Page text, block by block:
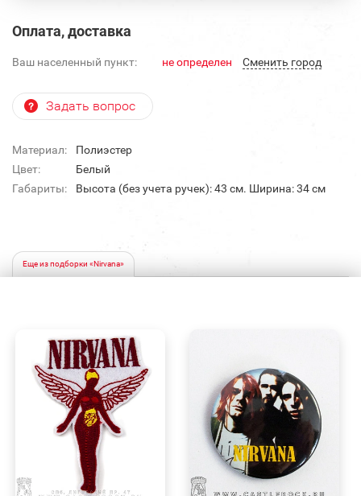
Оплата, доставка
Ваш населенный пункт: не определен Cменить город
Задать вопрос
Материал:
Полиэстер
Цвет:
Белый
Габариты:
Высота (без учета ручек): 43 см. Ширина: 34 см
Еще из подборки «Nirvana»